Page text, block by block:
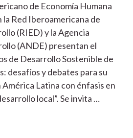
de Economía Humana
Red Iberoamericana de
(RIED) y la Agencia
(ANDE) presentan el
de Desarrollo Sostenible de
desafíos y debates para su
Latina con énfasis en
local”. Se invita …